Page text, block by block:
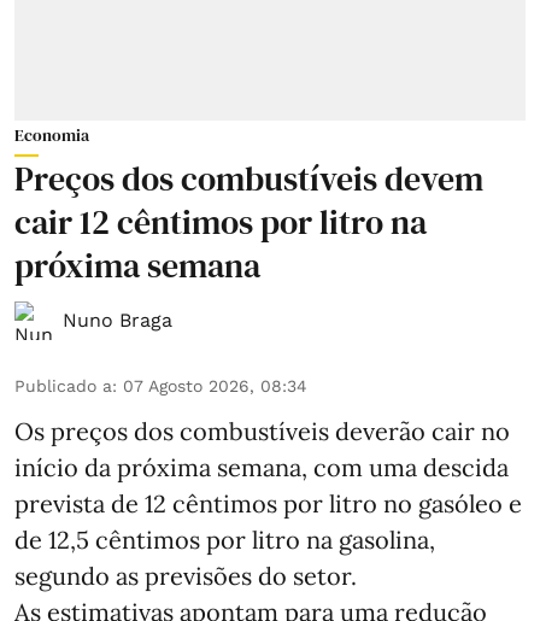
Economia
Preços dos combustíveis devem
cair 12 cêntimos por litro na
próxima semana
Nuno Braga
Publicado a: 07 Agosto 2026, 08:34
Os preços dos combustíveis deverão cair no
início da próxima semana, com uma descida
prevista de 12 cêntimos por litro no gasóleo e
de 12,5 cêntimos por litro na gasolina,
segundo as previsões do setor.
As estimativas apontam para uma redução